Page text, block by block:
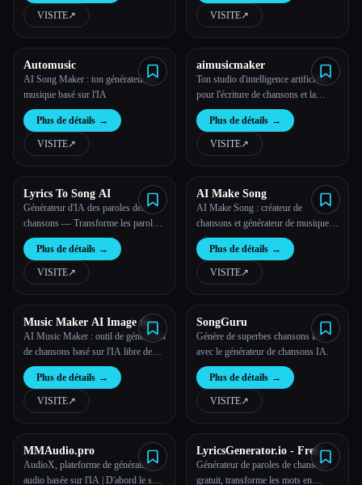
VISITE↗︎ VISITE↗︎
Automusic
AI Song Maker : ton générateur de
musique basé sur l'IA
Plus de détails →
VISITE↗︎
aimusicmaker
Ton studio d'intelligence artificielle
pour l'écriture de chansons et la
production musicale
Plus de détails →
VISITE↗︎
Lyrics To Song AI
Générateur d'IA des paroles des
chansons — Transforme les paroles
en chansons
Plus de détails →
VISITE↗︎
AI Make Song
AI Make Song : créateur de
chansons et générateur de musique
IA gratuits
Plus de détails →
VISITE↗︎
Music Maker AI Image to
Music
AI Music Maker : outil de génération
de chansons basé sur l'IA libre de
droits
Plus de détails →
VISITE↗︎
SongGuru
Génère de superbes chansons IA
avec le générateur de chansons IA.
Plus de détails →
VISITE↗︎
MMAudio.pro
AudioX, plateforme de génération
audio basée sur l'IA | D'abord le son,
LyricsGenerator.io - Free AI
Song & Lyrics Creator
Générateur de paroles de chansons
gratuit, transforme les mots en